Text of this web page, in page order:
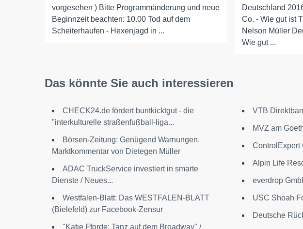
vorgesehen ) Bitte Programmänderung und neue
Beginnzeit beachten: 10.00 Tod auf dem
Scheiterhaufen - Hexenjagd in ...
Deutschland
Co. - Wie gut ist
Nelson Müller
Wie gut ...
Das könnte Sie auch interessieren
CHECK24.de fördert buntkicktgut - die
"interkulturelle straßenfußball-liga...
Börsen-Zeitung: Genügend Warnungen,
Marktkommentar von Dietegen Müller
ADAC TruckService investiert in smarte
Dienste / Neues...
Westfalen-Blatt: Das WESTFALEN-BLATT
(Bielefeld) zur Facebook-Zensur
"Katie Fforde: Tanz auf dem Broadway" /
VTB
MVZ am
ControlExpert
Alpin Life
everdrop
USC Shoah
Deutsche